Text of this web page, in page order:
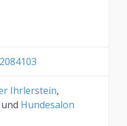
Ihrlerstein,
und Hundesalon